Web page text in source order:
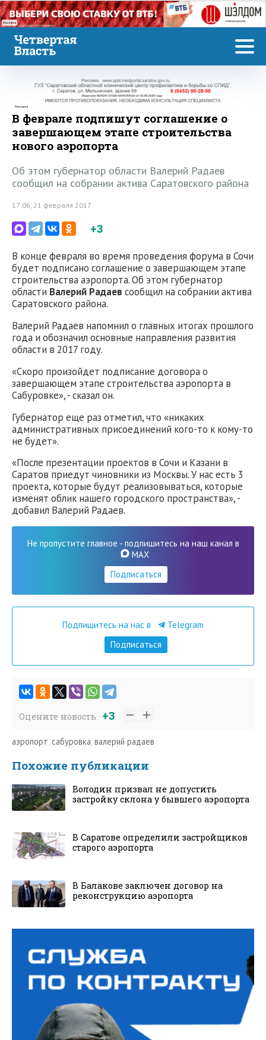
Реклама
Реклама
В феврале подпишут соглашение о
завершающем этапе строительства
нового аэропорта
Об этом губернатор области Валерий Радаев
сообщил на собрании актива Саратовского района
17:06, 21 февраля 2017
+3
В конце февраля во время проведения форума в Сочи
будет подписано соглашение о завершающем этапе
строительства аэропорта. Об этом губернатор
области Валерий Радаев сообщил на собрании актива
Саратовского района.
Валерий Радаев напомнил о главных итогах прошлого
года и обозначил основные направления развития
области в 2017 году.
«Скоро произойдет подписание договора о
завершающем этапе строительства аэропорта в
Сабуровке», - сказал он.
Губернатор еще раз отметил, что «никаких
административных присоединений кого-то к кому-то
не будет».
«После презентации проектов в Сочи и Казани в
Саратов приедут чиновники из Москвы. У нас есть 3
проекта, которые будут реализовываться, которые
изменят облик нашего городского пространства», -
добавил Валерий Радаев.
Не пропустите главное - подпишитесь на наш канал в
MAX
Подписаться
Подпишитесь на нас в
Telegram
Подписаться
Оцените новость +3
аэропорт сабуровка валерий радаев
Похожие публикации
Володин призвал не допустить
застройку склона у бывшего аэропорта
В Саратове определили застройщиков
старого аэропорта
В Балакове заключен договор на
реконструкцию аэропорта